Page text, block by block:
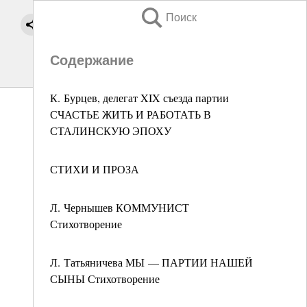
Поиск
Содержание
К. Бурцев, делегат XIX съезда партии
СЧАСТЬЕ ЖИТЬ И РАБОТАТЬ В
СТАЛИНСКУЮ ЭПОХУ
СТИХИ И ПРОЗА
Л. Чернышев КОММУНИСТ
Стихотворение
Л. Татьяничева МЫ — ПАРТИИ НАШЕЙ
СЫНЫ Стихотворение